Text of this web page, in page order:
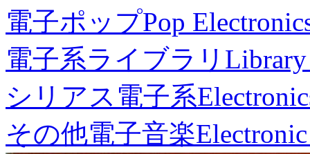
電子ポップPop
電子系ライブラリ
シリアス電子系
その他電子音楽